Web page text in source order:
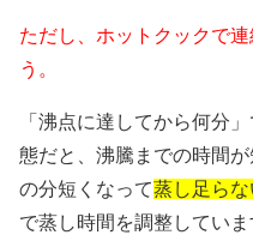
ただし、ホットクックで
う。
「沸点に達してから何分
態だと、沸騰までの時間
の分短くなって蒸し足らな
で蒸し時間を調整していま